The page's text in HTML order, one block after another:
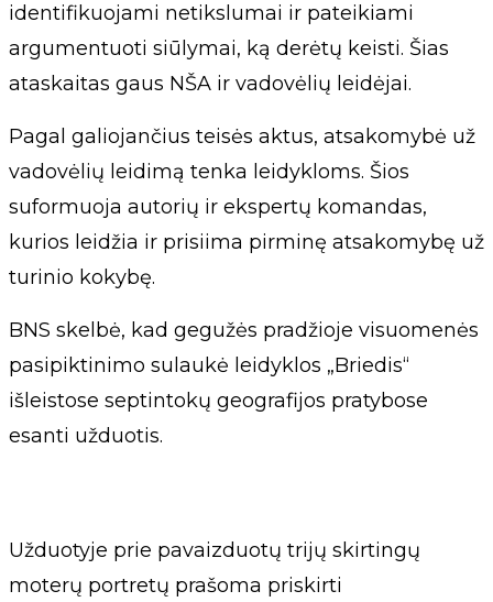
identifikuojami netikslumai ir pateikiami
argumentuoti siūlymai, ką derėtų keisti. Šias
ataskaitas gaus NŠA ir vadovėlių leidėjai.
Pagal galiojančius teisės aktus, atsakomybė už
vadovėlių leidimą tenka leidykloms. Šios
suformuoja autorių ir ekspertų komandas,
kurios leidžia ir prisiima pirminę atsakomybę už
turinio kokybę.
BNS skelbė, kad gegužės pradžioje visuomenės
pasipiktinimo sulaukė leidyklos „Briedis“
išleistose septintokų geografijos pratybose
esanti užduotis.
Užduotyje prie pavaizduotų trijų skirtingų
moterų portretų prašoma priskirti